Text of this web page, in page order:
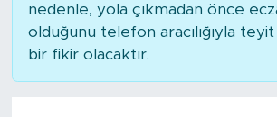
nedenle, yola çıkmadan önce
olduğunu telefon aracılığıyla
bir fikir olacaktır.
Politika